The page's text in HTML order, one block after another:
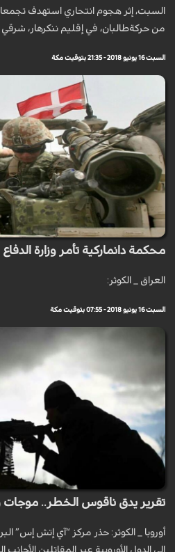
السبت، إثر هجوم انتحاري استهدف
من حركةطالبان، في إقليم ننكرهار، شرقي
السبت 16 يونيو 2018 - 21:35 بتوقيت مكة
محكمة دانماركية تأمر وزارة
العراق _ الكوثر:
السبت 16 يونيو 2018 - 07:55 بتوقيت مكة
تقرير يدق ناقوس الخطر.. موجات
أوروبا _ الكوثر: حذر مركز “آي إتش إس”